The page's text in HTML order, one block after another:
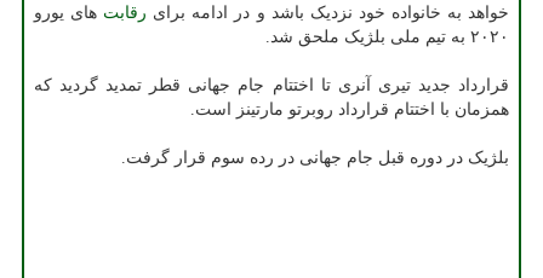
خواهد به خانواده خود نزدیک باشد و در ادامه برای رقابت های یورو
۲۰۲۰ به تیم ملی بلژیک ملحق شد.
قرارداد جدید تیری آنری تا اختتام جام جهانی قطر تمدید گردید که
همزمان با اختتام قرارداد روبرتو مارتینز است.
بلژیک در دوره قبل جام جهانی در رده سوم قرار گرفت.